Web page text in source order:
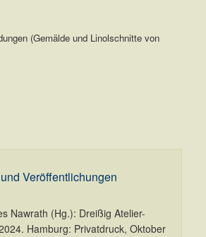
(Gemälde und Linolschnitte von
Veröffentlichungen
Nawrath (Hg.): Dreißig Atelier-
Hamburg: Privatdruck, Oktober